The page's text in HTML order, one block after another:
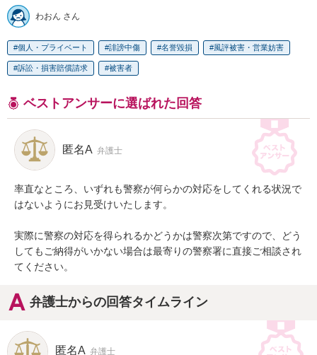
わおん さん
個人・プライベート 誹謗中傷 名誉毀損 風評被害・営業妨害
訴訟・損害賠償請求 被害者
ベストアンサーに選ばれた回答
匿名A 弁護士
率直なところ、いずれも警察が何らかの対応をしてくれる状況で
はないようにお見受けいたします。
実際に警察の対応を得られるかどうかは警察次第ですので、どう
してもご納得がいかない場合は最寄りの警察署に直接ご相談され
てください。
弁護士からの回答タイムライン
匿名A 弁護士